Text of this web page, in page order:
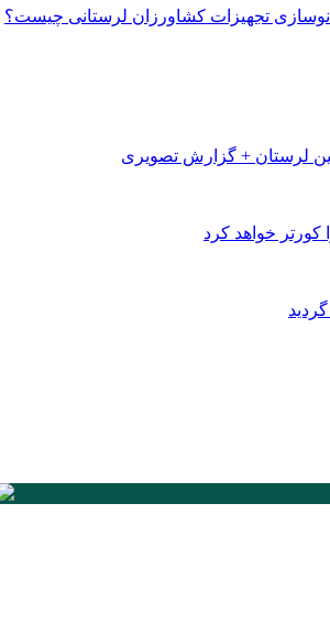
لرستان + گزارش تصویری
کورتر خواهد کرد